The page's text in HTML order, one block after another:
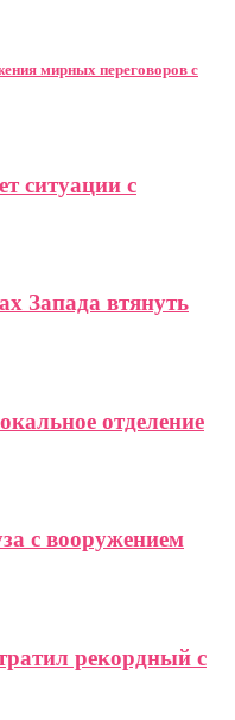
мирных переговоров с
ситуации с
Запада втянуть
отделение
с вооружением
рекордный с